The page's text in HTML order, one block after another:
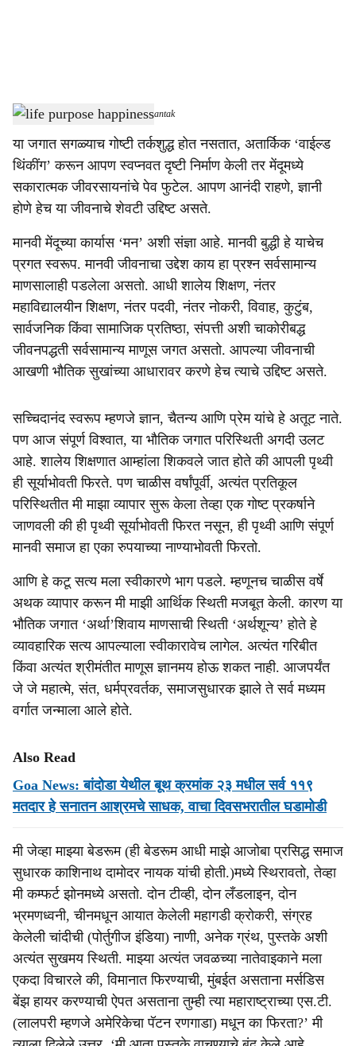
a
r
e
life purpose happiness -Dainik Gomantak
या जगात सगळ्याच गोष्टी तर्कशुद्ध होत नसतात, अतार्किक ‘वाईल्ड
थिंकींग’ करून आपण स्वप्नवत दृष्टी निर्माण केली तर मेंदूमध्ये
सकारात्मक जीवरसायनांचे पेव फुटेल. आपण आनंदी राहणे, ज्ञानी
होणे हेच या जीवनाचे शेवटी उद्दिष्ट असते.
मानवी मेंदूच्या कार्यास ‘मन’ अशी संज्ञा आहे. मानवी बुद्धी हे याचेच
प्रगत स्वरूप. मानवी जीवनाचा उद्देश काय हा प्रश्न सर्वसामान्य
माणसालाही पडलेला असतो. आधी शालेय शिक्षण, नंतर
महाविद्यालयीन शिक्षण, नंतर पदवी, नंतर नोकरी, विवाह, कुटुंब,
सार्वजनिक किंवा सामाजिक प्रतिष्ठा, संपत्ती अशी चाकोरीबद्ध
जीवनपद्धती सर्वसामान्य माणूस जगत असतो. आपल्या जीवनाची
आखणी भौतिक सुखांच्या आधारावर करणे हेच त्याचे उद्दिष्ट असते.
सच्चिदानंद स्वरूप म्हणजे ज्ञान, चैतन्य आणि प्रेम यांचे हे अतूट नाते.
पण आज संपूर्ण विश्वात, या भौतिक जगात परिस्थिती अगदी उलट
आहे. शालेय शिक्षणात आम्हांला शिकवले जात होते की आपली पृथ्वी
ही सूर्याभोवती फिरते. पण चाळीस वर्षांपूर्वी, अत्यंत प्रतिकूल
परिस्थितीत मी माझा व्यापार सुरू केला तेव्हा एक गोष्ट प्रकर्षाने
जाणवली की ही पृथ्वी सूर्याभोवती फिरत नसून, ही पृथ्वी आणि संपूर्ण
मानवी समाज हा एका रुपयाच्या नाण्याभोवती फिरतो.
आणि हे कटू सत्य मला स्वीकारणे भाग पडले. म्हणूनच चाळीस वर्षे
अथक व्यापार करून मी माझी आर्थिक स्थिती मजबूत केली. कारण या
भौतिक जगात ‘अर्था’शिवाय माणसाची स्थिती ‘अर्थशून्य’ होते हे
व्यावहारिक सत्य आपल्याला स्वीकारावेच लागेल. अत्यंत गरिबीत
किंवा अत्यंत श्रीमंतीत माणूस ज्ञानमय होऊ शकत नाही. आजपर्यंत
जे जे महात्मे, संत, धर्मप्रवर्तक, समाजसुधारक झाले ते सर्व मध्यम
वर्गात जन्माला आले होते.
Also Read
Goa News: बांदोडा येथील बूथ क्रमांक २३ मधील सर्व ११९
मतदार हे सनातन आश्रमचे साधक, वाचा दिवसभरातील घडामोडी
मी जेव्हा माझ्या बेडरूम (ही बेडरूम आधी माझे आजोबा प्रसिद्ध समाज
सुधारक काशिनाथ दामोदर नायक यांची होती.)मध्ये स्थिरावतो, तेव्हा
मी कम्फर्ट झोनमध्ये असतो. दोन टीव्ही, दोन लँडलाइन, दोन
भ्रमणध्वनी, चीनमधून आयात केलेली महागडी क्रोकरी, संग्रह
केलेली चांदीची (पोर्तुगीज इंडिया) नाणी, अनेक ग्रंथ, पुस्तके अशी
अत्यंत सुखमय स्थिती. माझ्या अत्यंत जवळच्या नातेवाइकाने मला
एकदा विचारले की, विमानात फिरण्याची, मुंबईत असताना मर्सडिस
बेंझ हायर करण्याची ऐपत असताना तुम्ही त्या महाराष्ट्राच्या एस.टी.
(लालपरी म्हणजे अमेरिकेचा पॅटन रणगाडा) मधून का फिरता?’ मी